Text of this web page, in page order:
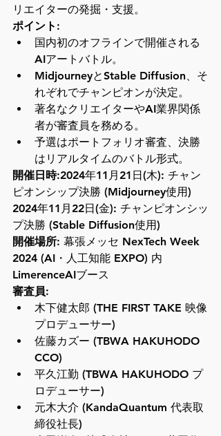
リエイターの発掘・支援。
ポイント:
国内初のオフラインで開催される
AIアートバトル。
MidjourneyとStable Diffusion、そ
れぞれでチャンピオンが決定。
著名なクリエイターやAI業界関係
者が審査員を務める。
予選はポートフォリオ審査、決勝
はリアルタイムのバトル形式。
開催日時:2024年11月21日(木): チャン
ピオンシップ決勝 (Midjourney使用)
2024年11月22日(金): チャンピオンシッ
プ決勝 (Stable Diffusion使用)
開催場所: 幕張メッセ NexTech Week
2024 (AI・人工知能 EXPO) 内
LimerenceAIブース
審査員:
木下健太郎 (THE FIRST TAKE 映像
プロデューサー)
佐藤カズー (TBWA HAKUHODO
CCO)
平久江勤 (TBWA HAKUHODO プ
ロデューサー)
元木大介 (KandaQuantum 代表取
締役社長)